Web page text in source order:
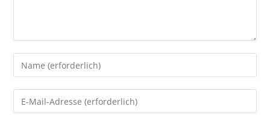
Gib
deinen
Namen
oder
Gib
deine